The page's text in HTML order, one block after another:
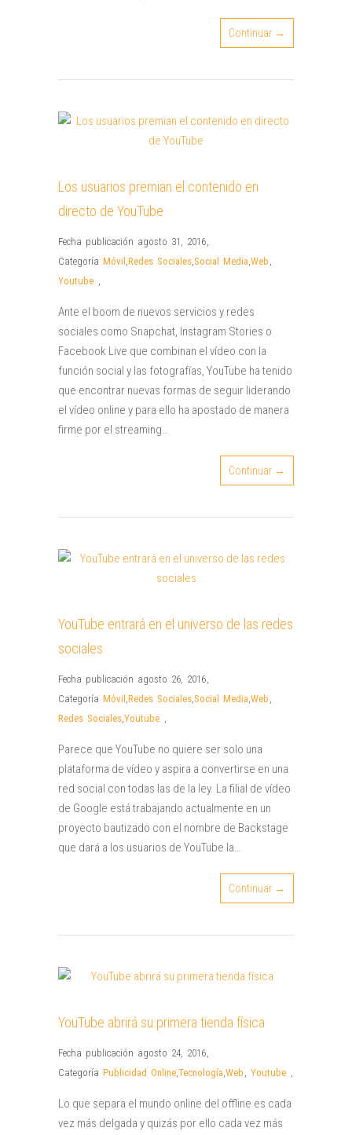
Continuar →
Los usuarios premian el contenido en
directo de YouTube
Fecha publicación agosto 31, 2016,
Categoría Móvil ,Redes Sociales,Social Media,Web ,
Youtube ,
Ante el boom de nuevos servicios y redes
sociales como Snapchat, Instagram Stories o
Facebook Live que combinan el vídeo con la
función social y las fotografías, YouTube ha tenido
que encontrar nuevas formas de seguir liderando
el vídeo online y para ello ha apostado de manera
firme por el streaming…
Continuar →
YouTube entrará en el universo de las redes
sociales
Fecha publicación agosto 26, 2016,
Categoría Móvil ,Redes Sociales,Social Media,Web ,
Redes Sociales,Youtube ,
Parece que YouTube no quiere ser solo una
plataforma de vídeo y aspira a convertirse en una
red social con todas las de la ley. La filial de vídeo
de Google está trabajando actualmente en un
proyecto bautizado con el nombre de Backstage
que dará a los usuarios de YouTube la…
Continuar →
YouTube abrirá su primera tienda física
Fecha publicación agosto 24, 2016,
Categoría Publicidad Online,Tecnología,Web , Youtube ,
Lo que separa el mundo online del offline es cada
vez más delgada y quizás por ello cada vez más